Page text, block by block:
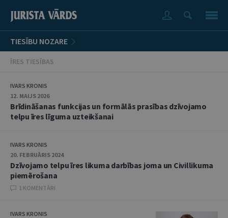
TIESĪBU NOZARE
ĪRES TIESĪBAS
IVARS KRONIS
12. MAIJS 2026
Brīdināšanas funkcijas un formālās prasības dzīvojamo
telpu īres līguma uzteikšanai
IVARS KRONIS
20. FEBRUĀRIS 2024
Dzīvojamo telpu īres likuma darbības joma un Civillikuma
piemērošana
1 KOMENTĀRI
IVARS KRONIS